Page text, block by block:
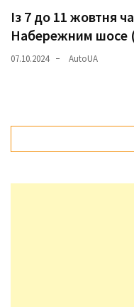
Із 7 до 11 жовтня
Набережним шосе
07.10.2024 AutoUA